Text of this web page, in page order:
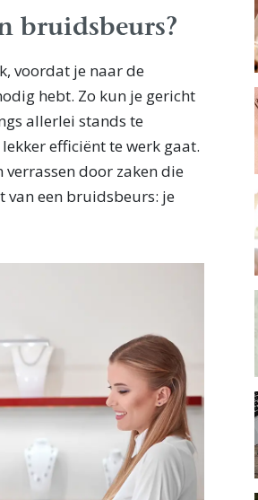
bruidsbeurs?
voordat je naar de
hebt. Zo kun je gericht
allerlei stands te
efficiënt te werk gaat.
door zaken die
van een bruidsbeurs: je